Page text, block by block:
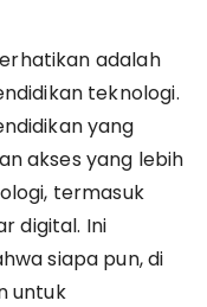
adalah
teknologi.
yang
akses yang lebih
termasuk
digital. Ini
siapa pun, di
untuk